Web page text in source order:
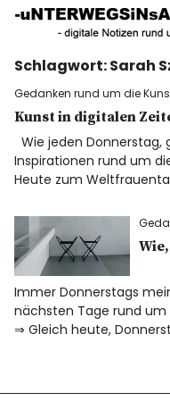
UNTERWEGS
KUNST
Start
AKTUELLE
ÜBER
UNSER BUCH
Schlagwort:Sarah
Gedanken rund um die
Kunst in digitalen
Wie jeden Donnerstag,
Inspirationen rund um
Heute zum
Immer Donnerstags
nächsten Tage rund um
⇒ Gleich heute,